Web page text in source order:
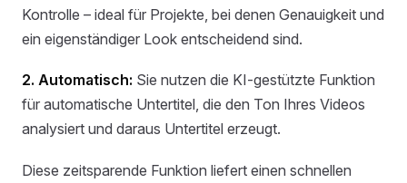
Kontrolle – ideal für Projekte, bei denen Genauigkeit und
ein eigenständiger Look entscheidend sind.
2. Automatisch: Sie nutzen die KI-gestützte Funktion
für automatische Untertitel, die den Ton Ihres Videos
analysiert und daraus Untertitel erzeugt.
Diese zeitsparende Funktion liefert einen schnellen